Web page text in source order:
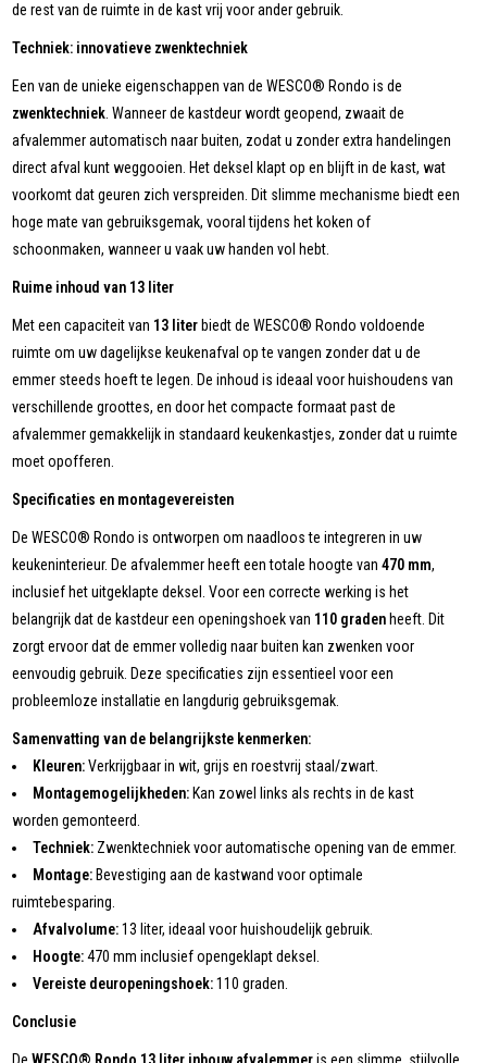
de rest van de ruimte in de kast vrij voor ander gebruik.
Techniek: innovatieve zwenktechniek
Een van de unieke eigenschappen van de WESCO® Rondo is de
zwenktechniek. Wanneer de kastdeur wordt geopend, zwaait de
afvalemmer automatisch naar buiten, zodat u zonder extra handelingen
direct afval kunt weggooien. Het deksel klapt op en blijft in de kast, wat
voorkomt dat geuren zich verspreiden. Dit slimme mechanisme biedt een
hoge mate van gebruiksgemak, vooral tijdens het koken of
schoonmaken, wanneer u vaak uw handen vol hebt.
Ruime inhoud van 13 liter
Met een capaciteit van 13 liter biedt de WESCO® Rondo voldoende
ruimte om uw dagelijkse keukenafval op te vangen zonder dat u de
emmer steeds hoeft te legen. De inhoud is ideaal voor huishoudens van
verschillende groottes, en door het compacte formaat past de
afvalemmer gemakkelijk in standaard keukenkastjes, zonder dat u ruimte
moet opofferen.
Specificaties en montagevereisten
De WESCO® Rondo is ontworpen om naadloos te integreren in uw
keukeninterieur. De afvalemmer heeft een totale hoogte van470 mm,
inclusief het uitgeklapte deksel. Voor een correcte werking is het
belangrijk dat de kastdeur een openingshoek van 110 graden heeft. Dit
zorgt ervoor dat de emmer volledig naar buiten kan zwenken voor
eenvoudig gebruik. Deze specificaties zijn essentieel voor een
probleemloze installatie en langdurig gebruiksgemak.
Samenvatting van de belangrijkste kenmerken:
Kleuren:Verkrijgbaar in wit, grijs en roestvrij staal/zwart.
Montagemogelijkheden: Kan zowel links als rechts in de kast
worden gemonteerd.
Techniek: Zwenktechniek voor automatische opening van de emmer.
Montage: Bevestiging aan de kastwand voor optimale
ruimtebesparing.
Afvalvolume:13 liter, ideaal voor huishoudelijk gebruik.
Hoogte:470 mm inclusief opengeklapt deksel.
Vereiste deuropeningshoek:110 graden.
Conclusie